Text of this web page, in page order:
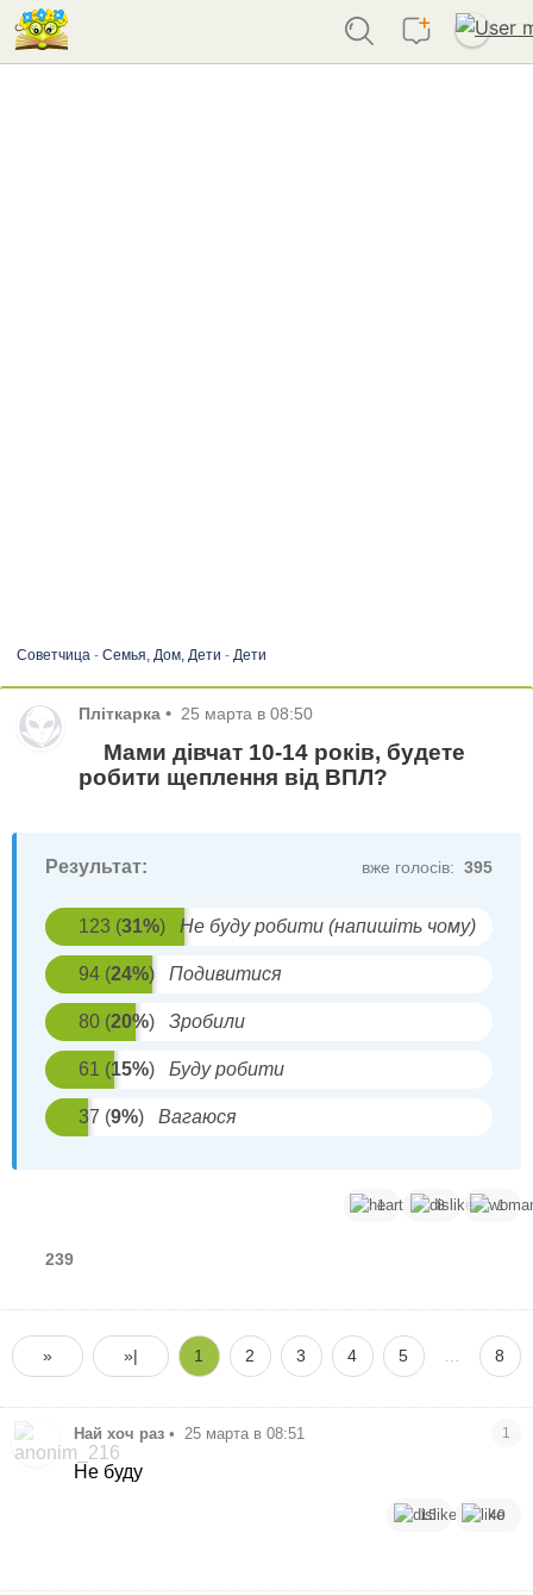
Советчица- Семья, Дом, Дети - Дети
Пліткарка • 25 марта в 08:50
Мами дівчат 10-14 років, будете
робити щеплення від ВПЛ?
Результат: вже голосів: 395
123 (31%) Не буду робити (напишіть чому)
94 (24%) Подивитися
80 (20%) Зробили
61 (15%) Буду робити
37 (9%) Вагаюся
1 8 1
239
» »| 1 2 3 4 5 8
Най хоч раз • 25 марта в 08:51 1
Не буду
15 40